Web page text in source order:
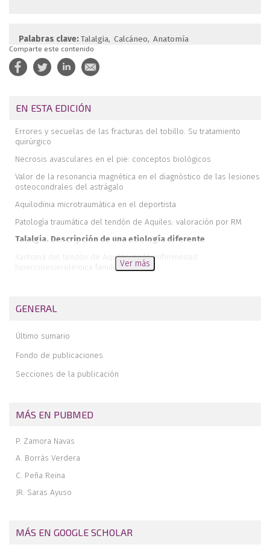
Palabras clave:Talalgia Calcáneo Anatomía
Comparte este contenido
EN ESTA EDICIÓN
Errores y secuelas de las fracturas del tobillo. Su tratamiento
quirúrgico
Necrosis avasculares en el pie: conceptos biológicos
Valor de la resonancia magnética en el diagnóstico de las lesiones
osteocondrales del astrágalo
Aquilodinia microtraumática en el deportista
Patología traumática del tendón de Aquiles: valoración por RM
Talalgia. Descripción de una etiología diferente
Xantoma del tendón de Aquiles en la enfermedad
hipercolesierolémica familiar
tobillo
Disfunción del tendón tibial posterior
Ver más
GENERAL
Último sumario
Fondo de publicaciones
Secciones de la publicación
MÁS EN PUBMED
P. Zamora Navas
A. Borrás Verdera
C. Peña Reina
JR. Saras Ayuso
MÁS EN GOOGLE SCHOLAR